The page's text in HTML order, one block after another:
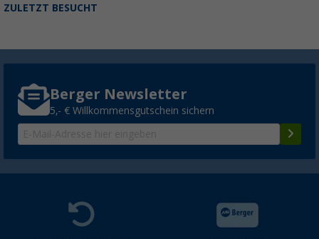
ZULETZT BESUCHT
Berger Newsletter
5,- € Willkommensgutschein sichern